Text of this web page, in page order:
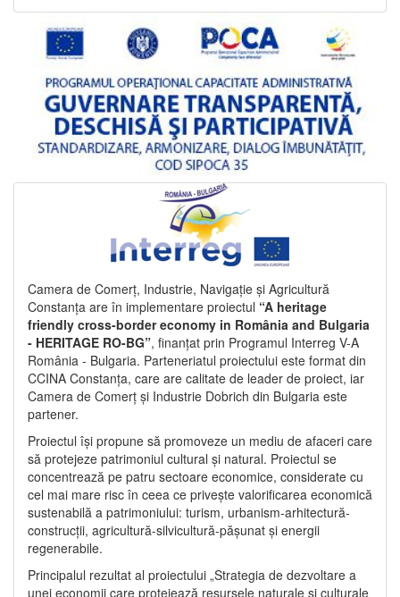
Camera de Comerț, Industrie, Navigație și Agricultură
Constanța are în implementare proiectul “A heritage
friendly cross-border economy in România and Bulgaria
- HERITAGE RO-BG”, finanțat prin Programul Interreg V-A
România - Bulgaria. Parteneriatul proiectului este format din
CCINA Constanța, care are calitate de leader de proiect, iar
Camera de Comerț și Industrie Dobrich din Bulgaria este
partener.
Proiectul își propune să promoveze un mediu de afaceri care
să protejeze patrimoniul cultural și natural. Proiectul se
concentrează pe patru sectoare economice, considerate cu
cel mai mare risc în ceea ce privește valorificarea economică
sustenabilă a patrimoniului: turism, urbanism-arhitectură-
construcții, agricultură-silvicultură-pășunat și energii
regenerabile.
Principalul rezultat al proiectului „Strategia de dezvoltare a
unei economii care protejează resursele naturale și culturale